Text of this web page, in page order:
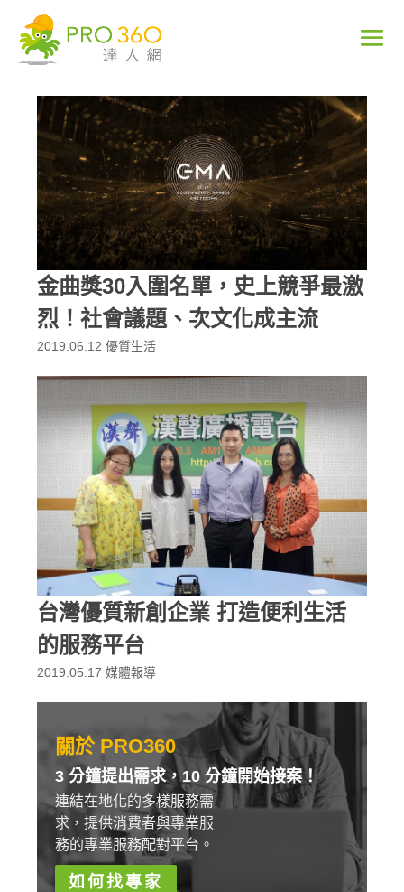
金曲獎30入圍名單，史上競爭最激
烈！社會議題、次文化成主流
2019.06.12 優質生活
台灣優質新創企業 打造便利生活
的服務平台
2019.05.17 媒體報導
關於 PRO360
3 分鐘提出需求，10 分鐘開始接案！
連結在地化的多樣服務需
求，提供消費者與專業服
務的專業服務配對平台。
如何找專家